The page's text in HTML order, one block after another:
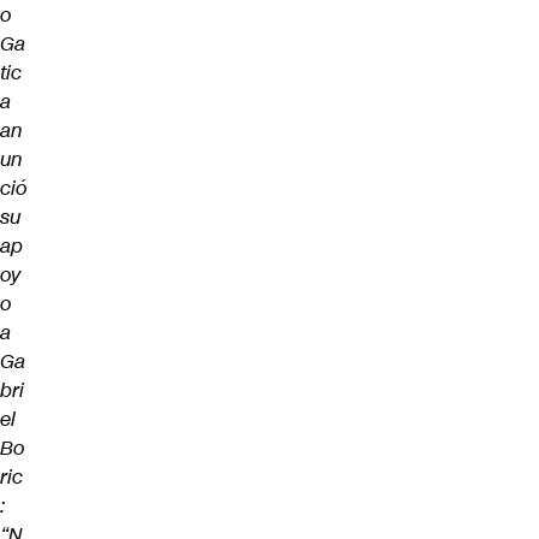
o
Ga
tic
a
an
un
ció
su
ap
oy
o
a
Ga
bri
el
Bo
ric
: